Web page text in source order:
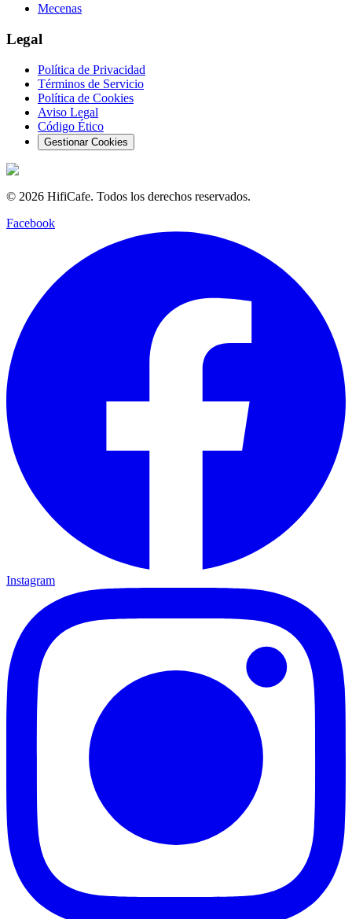
Mecenas
Legal
Política de Privacidad
Términos de Servicio
Política de Cookies
Aviso Legal
Código Ético
Gestionar Cookies
© 2026 HifiCafe. Todos los derechos reservados.
Facebook
Instagram